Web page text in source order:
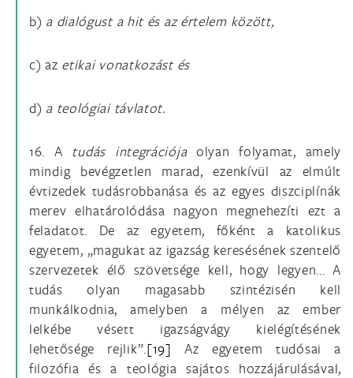
b) a dialógust a hit és az értelem között,
c) az etikai vonatkozást és
d) a teológiai távlatot.
16. A tudás integrációjaolyan folyamat, amely
mindig bevégzetlen marad, ezenkívül az elmúlt
évtizedek tudásrobbanása és az egyes diszciplínák
merev elhatárolódása nagyon megnehezíti ezt a
feladatot. De az egyetem, főként a katolikus
egyetem, „magukat az igazság keresésének szentelő
szervezetek élő szövetsége kell, hogy legyen... A
tudás olyan magasabb szintézisén kell
munkálkodnia, amelyben a mélyen az ember
lelkébe vésett igazságvágy kielégítésének
lehetősége rejlik”.[19] Az egyetem tudósai a
filozófia és a teológia sajátos hozzájárulásával,